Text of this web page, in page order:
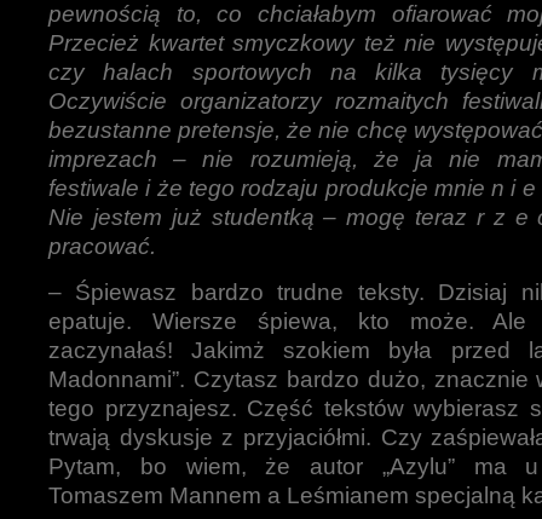
pewnością to, co chciałabym ofiarować
Przecież kwartet smyczkowy też nie
czy halach sportowych na kilka tysięcy
Oczywiście organizatorzy rozmaitych
bezustanne pretensje, że nie chcę
imprezach – nie rozumieją, że ja nie
festiwale i że tego rodzaju produkcje mnie n i
Nie jestem już studentką – mogę teraz r z
pracować.
– Śpiewasz bardzo trudne teksty. Dzisiaj
epatuje. Wiersze śpiewa, kto może.
zaczynałaś! Jakimż szokiem była przed
Madonnami”. Czytasz bardzo dużo, znacznie
tego przyznajesz. Część tekstów wybierasz
trwają dyskusje z przyjaciółmi. Czy
Pytam, bo wiem, że autor „Azylu” ma
Tomaszem Mannem a Leśmianem specjalną